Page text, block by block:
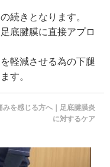
続きとなります。
底腱膜に直接アプロ
軽減させる為の下腿
す。
みを感じる方へ｜足底腱膜炎
に対するケア